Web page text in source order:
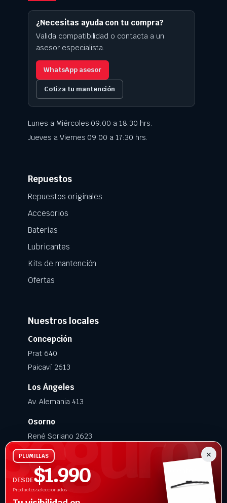
¿Necesitas ayuda con tu compra?
Valida compatibilidad o contacta a un
asesor especialista.
WhatsApp asesor
Cotiza tu mantención
Lunes a Miércoles 09:00 a 18:30 hrs.
Jueves a Viernes 09:00 a 17:30 hrs.
Repuestos
Repuestos originales
Accesorios
Baterías
Lubricantes
Kits de mantención
Ofertas
Nuestros locales
Concepción
Prat 640
Paicaví 2613
Los Ángeles
Av. Alemania 413
Osorno
René Soriano 2623
Santiago
Américo Vespucio 1155, Huechuraba · Movicenter
Chillán Viejo
×
PLUMILLAS
DESDE$1.990
Productos seleccionados